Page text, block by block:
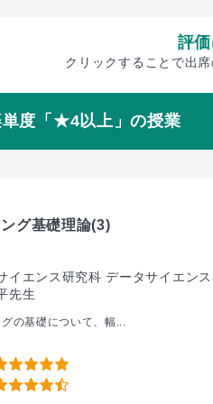
評
クリックすることで出
度「★4以上」の授業
グ基礎理論(3)
イエンス研究科 データサイエン
先生
の基礎について、幅...